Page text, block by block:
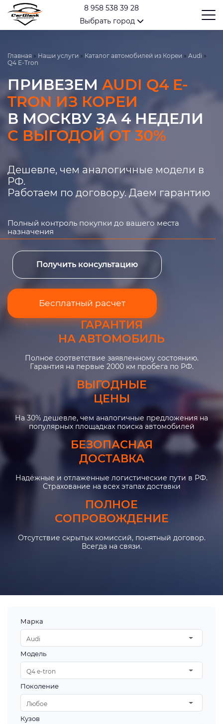
8 958 538 39 28
Выбрать город
Главная » Наши услуги » Каталог автомобилей из Кореи » Audi »
Q4 E-Tron
ПРИВЕЗЕМ AUDI Q4 E-
TRON ИЗ КОРЕИ
В МОСКВУ ЗА 4 НЕДЕЛИ
С ВЫГОДОЙ ОТ 30%
Дешевле, чем аналогичные модели в
РФ.
Работаем по договору. Даем гарантию
Полный контроль покупки до вашего места
назначения
Получить консультацию
Бесплатный расчет
ГАРАНТИЯ
НА АВТОМОБИЛЬ
Полное соответствие заявленному состоянию.
Гарантия на первые 2000 км пробега по РФ.
ВЫГОДНЫЕ
ЦЕНЫ
На 30% дешевле, чем аналогичные предложения на
популярных площадках поиска автомобилей
БЕЗОПАСНАЯ
ДОСТАВКА
Надёжные и отлаженные логистические пути в РФ.
Страхование на всех этапах доставки
ПОЛНОЕ
СОПРОВОЖДЕНИЕ
Отсутствие скрытых комиссий, понятный договор.
Всегда на связи.
Марка
Audi
Модель
Q4 e-tron
Поколение
Любое
Кузов